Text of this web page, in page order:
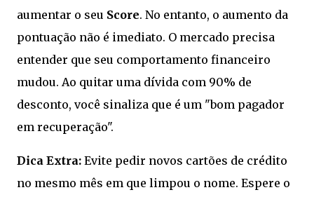
aumentar o seu Score. No entanto, o aumento da
pontuação não é imediato. O mercado precisa
entender que seu comportamento financeiro
mudou. Ao quitar uma dívida com 90% de
desconto, você sinaliza que é um "bom pagador
em recuperação".
Dica Extra: Evite pedir novos cartões de crédito
no mesmo mês em que limpou o nome. Espere o